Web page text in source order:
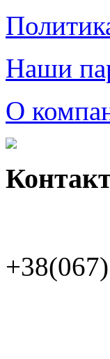
Наши
О
+38(067)